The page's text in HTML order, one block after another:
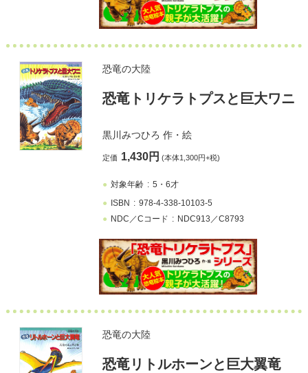
恐竜の大陸
恐竜トリケラトプスと巨大ワニ
黒川みつひろ 作・絵
定価 1,430円 (本体1,300円+税)
対象年齢
5・6才
ISBN
978-4-338-10103-5
NDC／Cコード
NDC913／C8793
恐竜の大陸
恐竜リトルホーンと巨大翼竜